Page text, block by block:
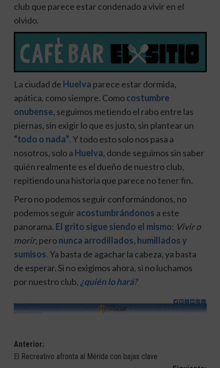
club que parece estar condenado a vivir en el
olvido.
La ciudad de Huelva parece estar dormida,
apática, como siempre. Comocostumbre
onubense, seguimos metiendo el rabo entre las
piernas, sin exigir lo que es justo, sin plantear un
“todo o nada”.Y todo esto solo nos pasa a
nosotros, solo a Huelva, donde seguimos sin saber
quién realmente es el dueño de nuestro club,
repitiendo una historia que parece no tener fin.
Pero no podemos seguir conformándonos, no
podemos seguiracostumbrándonos a este
panorama. El grito sigue siendo el mismo: Vivir o
morir, peronunca arrodillados, humillados y
sumisos.Ya basta de agachar la cabeza, ya basta
de esperar. Si no exigimos ahora, si no luchamos
por nuestro club, ¿quién lo hará?
Navegación
de
Anterior:
El Recreativo afronta al Mérida con bajas clave